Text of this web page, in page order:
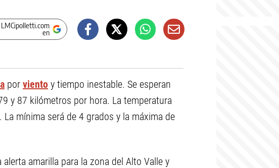
en
por viento y tiempo inestable. Se esperan
y 87 kilómetros por hora. La temperatura
mínima será de 4 grados y la máxima de
alerta amarilla para la zona del Alto Valle y